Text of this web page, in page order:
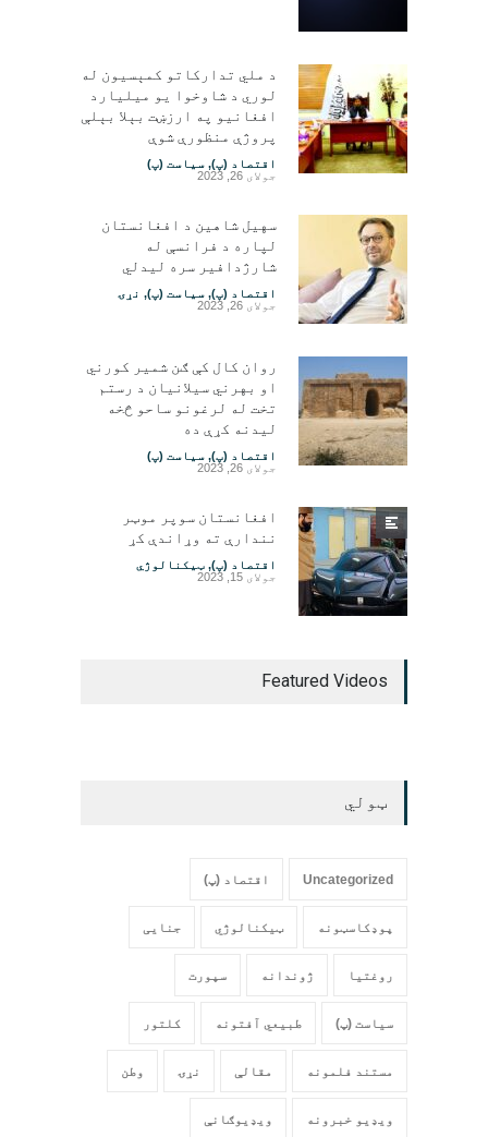
د ملي تدارکاتو کمېسیون له
لوري د شاوخوا یو میلیارد
افغانیو په ارزښت بېلا بېلې
پروژې منظورې شوې
اقتصاد (پ), سیاست (پ)
جولای 26, 2023
سهیل شاهین د افغانستان
لپاره د فرانسې له
شارژدافیر سره لیدلي
اقتصاد (پ), سیاست (پ), نړۍ
جولای 26, 2023
روان کال کې ګن شمیر کورني
او بهرني سیلانیان د رستم
تخت له لرغونو ساحو څخه
لیدنه کړې ده
اقتصاد (پ), سیاست (پ)
جولای 26, 2023
افغانستان سوپر موټر
نندارې ته وړاندې کړ
اقتصاد (پ), ټیکنالوژي
جولای 15, 2023
Featured Videos
ټولي
Uncategorized اقتصاد (پ)
پوډکاسټونه ټیکنالوژي جنایی
روغتیا ژوندانه سپورت
سیاست (پ) طبیعي آفتونه کلتور
مستند فلمونه مقالې نړۍ وطن
ویډیو خبرونه ویډیوګانې